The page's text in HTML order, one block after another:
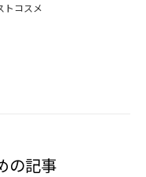
トコスメ
の記事